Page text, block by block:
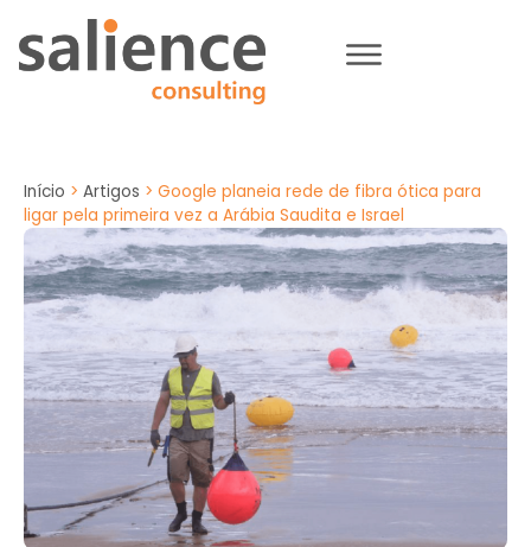
Início > Artigos > Google planeia rede de fibra ótica para
ligar pela primeira vez a Arábia Saudita e Israel